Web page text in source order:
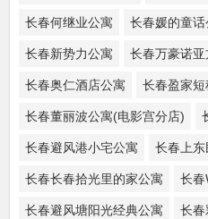
长春何继业公寓 长春媛的童话
长春新势力公寓 长春万豪诺
长春奥仁酒店公寓 长春盈家短
长春董丽波公寓(电影宫分店)
长春避风港小宅公寓 长春上
长春长春拾光里的家公寓 长春
长春避风塘阳光经典公寓 长春